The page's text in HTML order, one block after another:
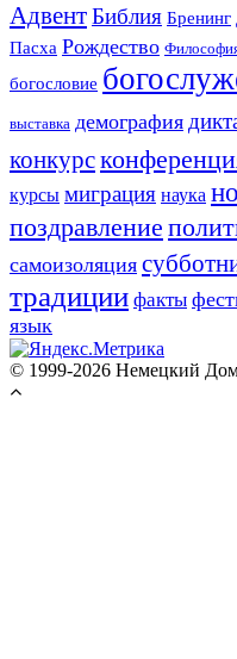
АдвентБиблия Бренинг
Пасха Рождество
богословие
выставка демография
конкурс
курсы миграция наука
поздравление
самоизоляция
традиции факты
язык
© 1999-2026 Немецкий Дом